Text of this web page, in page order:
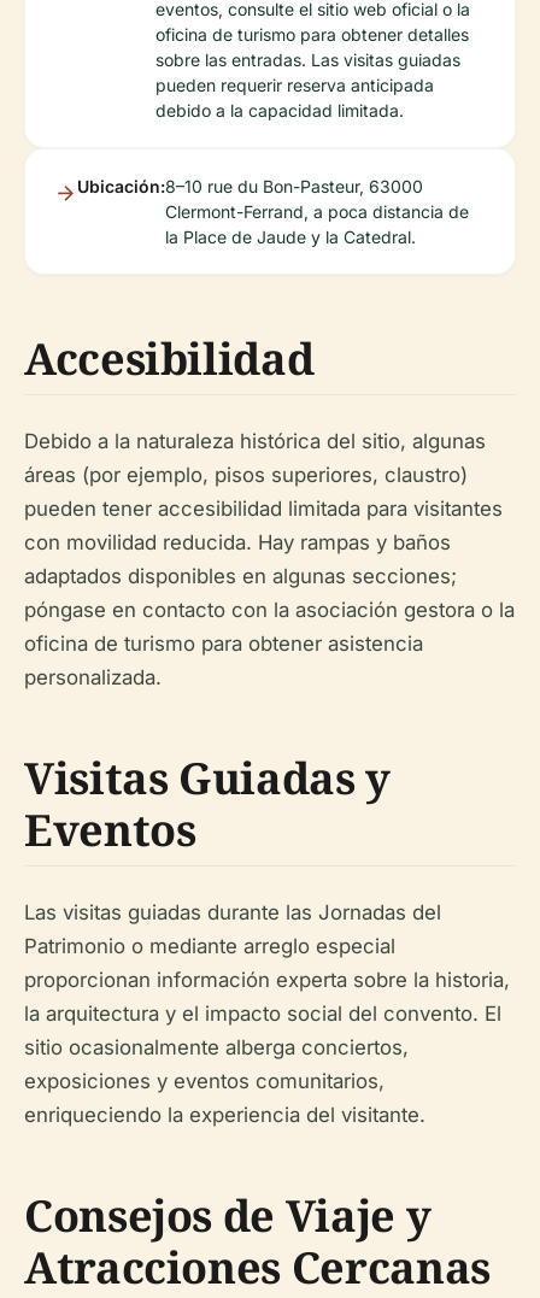
eventos, consulte el sitio web oficial o la
oficina de turismo para obtener detalles
sobre las entradas. Las visitas guiadas
pueden requerir reserva anticipada
debido a la capacidad limitada.
Ubicación:8–10 rue du Bon-Pasteur, 63000
Clermont-Ferrand, a poca distancia de
la Place de Jaude y la Catedral.
Accesibilidad
Debido a la naturaleza histórica del sitio, algunas
áreas (por ejemplo, pisos superiores, claustro)
pueden tener accesibilidad limitada para visitantes
con movilidad reducida. Hay rampas y baños
adaptados disponibles en algunas secciones;
póngase en contacto con la asociación gestora o la
oficina de turismo para obtener asistencia
personalizada.
Visitas Guiadas y
Eventos
Las visitas guiadas durante las Jornadas del
Patrimonio o mediante arreglo especial
proporcionan información experta sobre la historia,
la arquitectura y el impacto social del convento. El
sitio ocasionalmente alberga conciertos,
exposiciones y eventos comunitarios,
enriqueciendo la experiencia del visitante.
Consejos de Viaje y
Atracciones Cercanas